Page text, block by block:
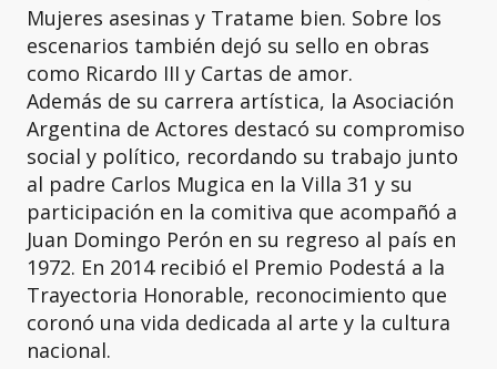
Mujeres asesinas y Tratame bien. Sobre los
escenarios también dejó su sello en obras
como Ricardo III y Cartas de amor.
Además de su carrera artística, la Asociación
Argentina de Actores destacó su compromiso
social y político, recordando su trabajo junto
al padre Carlos Mugica en la Villa 31 y su
participación en la comitiva que acompañó a
Juan Domingo Perón en su regreso al país en
1972. En 2014 recibió el Premio Podestá a la
Trayectoria Honorable, reconocimiento que
coronó una vida dedicada al arte y la cultura
nacional.